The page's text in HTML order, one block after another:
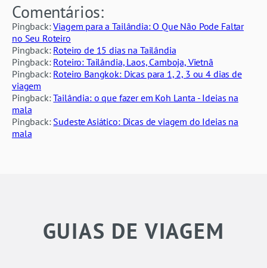
Comentários:
Pingback:Viagem para a Tailândia: O Que Não Pode Faltar
no Seu Roteiro
Pingback: Roteiro de 15 dias na Tailândia
Pingback: Roteiro: Tailândia, Laos, Camboja, Vietnã
Pingback: Roteiro Bangkok: Dicas para 1, 2, 3 ou 4 dias de
viagem
Pingback:Tailândia: o que fazer em Koh Lanta - Ideias na
mala
Pingback: Sudeste Asiático: Dicas de viagem do Ideias na
mala
GUIAS DE VIAGEM